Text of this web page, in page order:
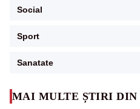
MAI MULTE ȘTIRI DIN
Social
Sport
Sanatate